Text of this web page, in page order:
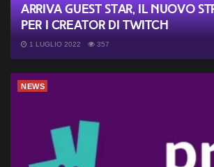
Arriva Guest Star, il nuovo
per i creator di Twitch
1 LUGLIO 2022 357
NEWS